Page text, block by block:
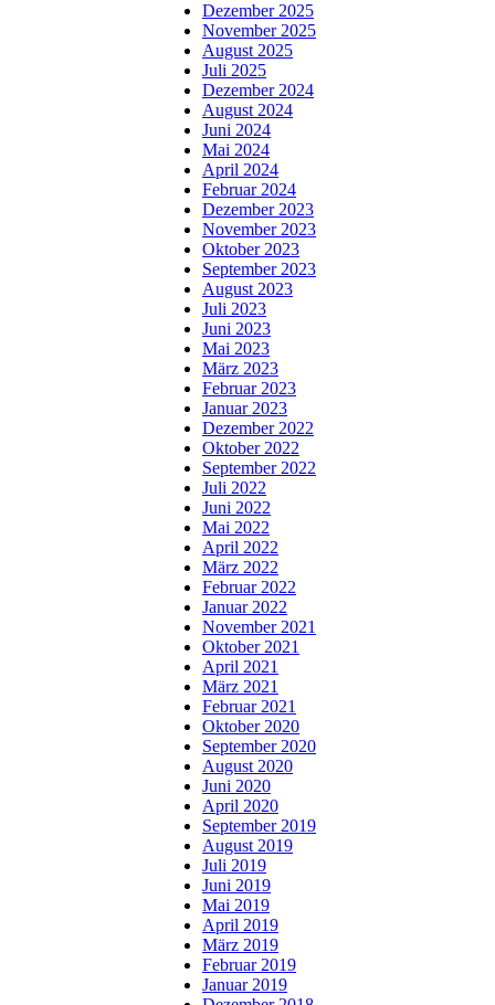
Dezember 2025
November 2025
August 2025
Juli 2025
Dezember 2024
August 2024
Juni 2024
Mai 2024
April 2024
Februar 2024
Dezember 2023
November 2023
Oktober 2023
September 2023
August 2023
Juli 2023
Juni 2023
Mai 2023
März 2023
Februar 2023
Januar 2023
Dezember 2022
Oktober 2022
September 2022
Juli 2022
Juni 2022
Mai 2022
April 2022
März 2022
Februar 2022
Januar 2022
November 2021
Oktober 2021
April 2021
März 2021
Februar 2021
Oktober 2020
September 2020
August 2020
Juni 2020
April 2020
September 2019
August 2019
Juli 2019
Juni 2019
Mai 2019
April 2019
März 2019
Februar 2019
Januar 2019